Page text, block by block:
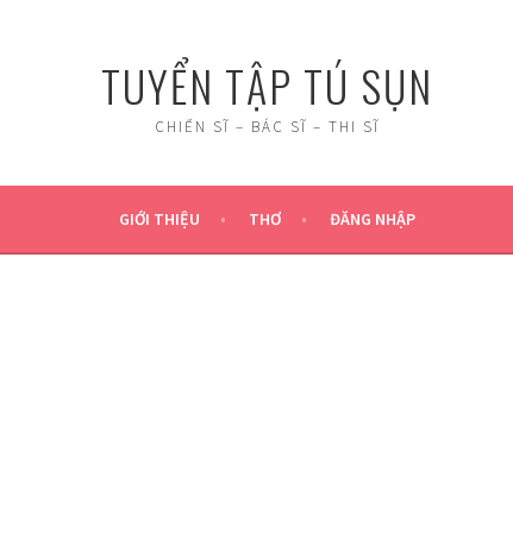
TUYỂN TẬP TÚ SỤN
CHIẾN SĨ – BÁC SĨ – THI SĨ
GIỚI THIỆU THƠ ĐĂNG NHẬP